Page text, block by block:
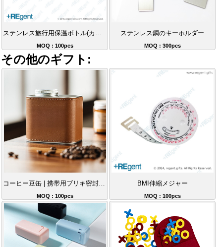
ステンレス旅行用保温ボトル(カップ付き)-480ml
MOQ : 100pcs
ステンレス鋼のキーホルダー
MOQ : 300pcs
その他のギフト:
コーヒー豆缶 | 携帯用ブリキ密封缶 カスタムロゴ 茶葉・コーヒー粉保存缶
MOQ : 100pcs
BMI伸縮メジャー
MOQ : 100pcs